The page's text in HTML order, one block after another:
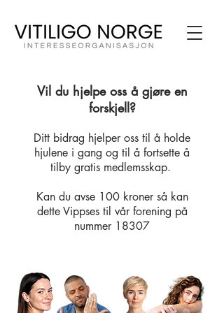
Vil du hjelpe oss å gjøre en
forskjell?
Ditt bidrag hjelper oss til å holde
hjulene i gang og til å fortsette å
tilby gratis medlemsskap.
Kan du avse 100 kroner så kan
detteVippses til vår forening på
nummer 18307